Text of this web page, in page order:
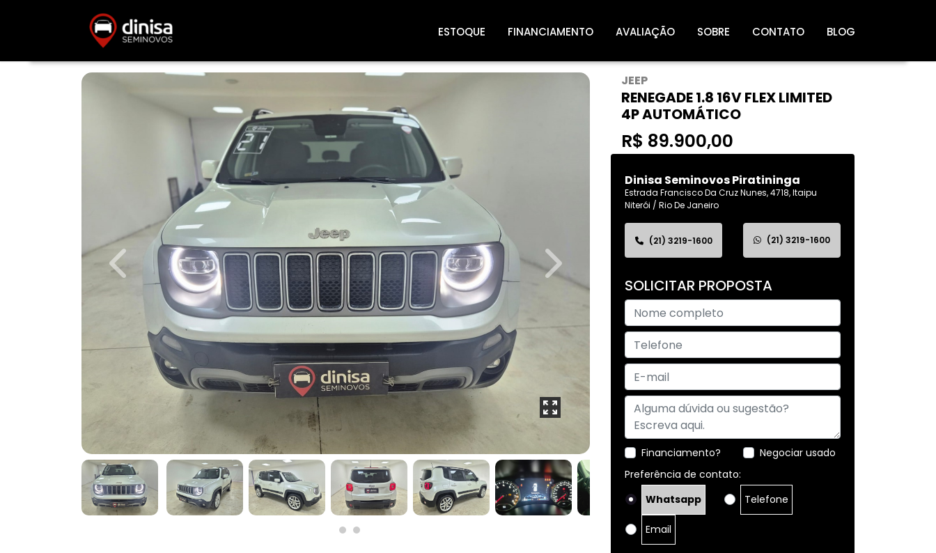
ESTOQUE FINANCIAMENTO AVALIAÇÃO SOBRE CONTATO BLOG
JEEP
RENEGADE 1.8 16V FLEX LIMITED
4P AUTOMÁTICO
R$ 89.900,00
Dinisa Seminovos Piratininga
Estrada Francisco Da Cruz Nunes, 4718, Itaipu
Niterói / Rio De Janeiro
(21) 3219-1600 (21) 3219-1600
SOLICITAR PROPOSTA
Financiamento?
Negociar usado
Preferência de contato:
Whatsapp
Telefone
Email
Previous Next